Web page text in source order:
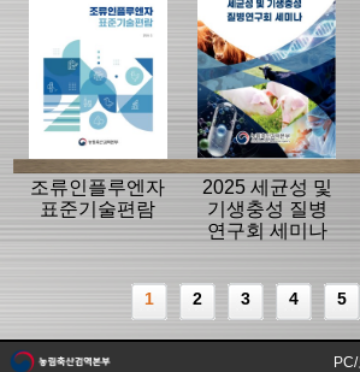
조류인플루엔자
표준기술편람
2025 세균성 및
기생충성 질병
연구회 세미나
1 2 3 4 5